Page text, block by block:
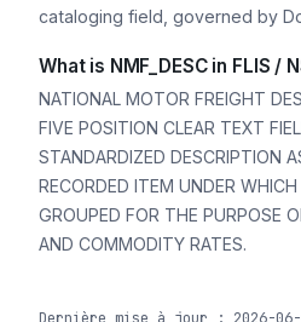
cataloging field, governed by
What is NMF_DESC in FLIS /
NATIONAL MOTOR FREIGHT
FIVE POSITION CLEAR TEXT
STANDARDIZED DESCRIPTION
RECORDED ITEM UNDER
GROUPED FOR THE PURPOSE
AND COMMODITY RATES.